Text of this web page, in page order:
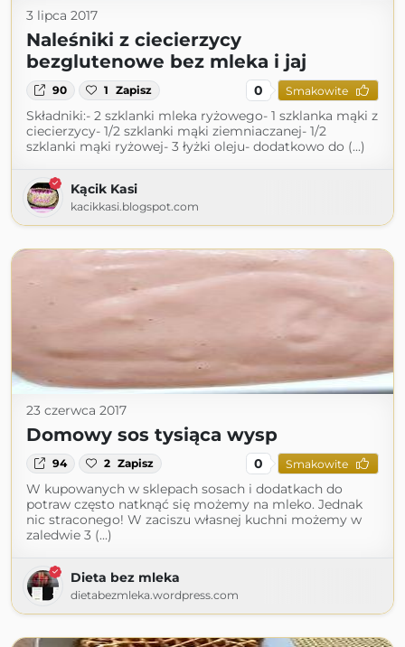
3 lipca 2017
Naleśniki z ciecierzycy
bezglutenowe bez mleka i jaj
90 1 Zapisz 0 Smakowite
Składniki:- 2 szklanki mleka ryżowego- 1 szklanka mąki z
ciecierzycy- 1/2 szklanki mąki ziemniaczanej- 1/2
szklanki mąki ryżowej- 3 łyżki oleju- dodatkowo do (...)
Kącik Kasi
kacikkasi.blogspot.com
23 czerwca 2017
Domowy sos tysiąca wysp
94 2 Zapisz 0 Smakowite
W kupowanych w sklepach sosach i dodatkach do
potraw często natknąć się możemy na mleko. Jednak
nic straconego! W zaciszu własnej kuchni możemy w
zaledwie 3 (...)
Dieta bez mleka
dietabezmleka.wordpress.com